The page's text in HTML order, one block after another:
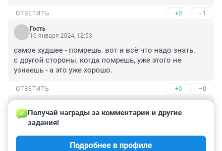
ОТВЕТИТЬ +0 –1
Гость
10 января 2024, 12:53
самое худшее - помрешь. вот и всё что надо знать.
с другой стороны, когда помрешь, уже этого не
узнаешь - а это уже хорошо.
ОТВЕТИТЬ +0 –0
10 января 2024, 11:51
Если раньше простуды легко переносились на ногах,
то теперь... Лечь и не вставать неделю минимум. И
различные последствия
Получай награды за комментарии и другие
задания!
Подробнее в профиле